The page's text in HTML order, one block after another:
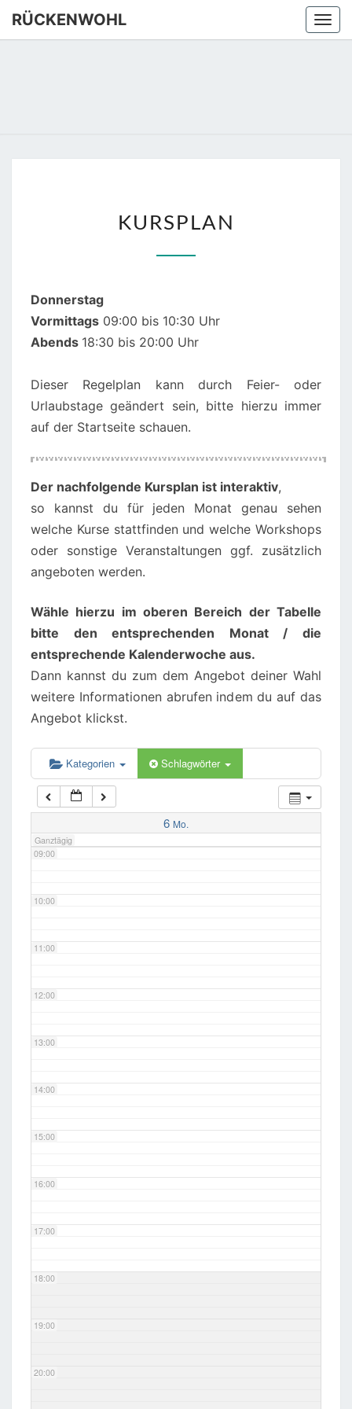
Skip
RÜCKENWOHL
KURSPLAN
Donnerstag
Vormittags 09:00 bis 10:30 Uhr
Abends 18:30 bis 20:00 Uhr
Dieser Regelplan kann durch Feier- oder
Urlaubstage geändert sein, bitte hierzu immer
auf der Startseite schauen.
Der nachfolgende Kursplan ist interaktiv,
so kannst du für jeden Monat genau sehen
welche Kurse stattfinden und welche Workshops
oder sonstige Veranstaltungen ggf. zusätzlich
angeboten werden.
Wähle hierzu im oberen Bereich der Tabelle
bitte den entsprechenden Monat / die
entsprechende Kalenderwoche aus.
Dann kannst du zum dem Angebot deiner Wahl
weitere Informationen abrufen indem du auf das
Angebot klickst.
Kategorien Schlagwörter
6 Mo.
Ganztägig
00:00
02:00
03:00
04:00
06:00
07:00
08:00
09:00
10:00
11:00
12:00
13:00
14:00
15:00
16:00
17:00
18:00
19:00
20:00